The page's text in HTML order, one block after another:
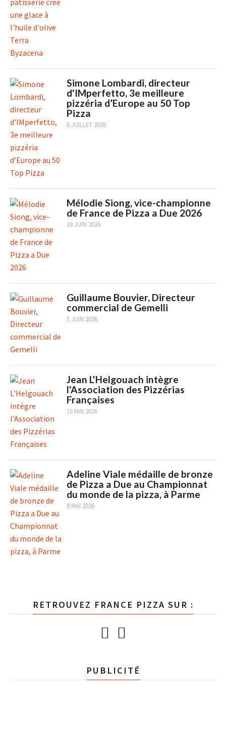
Simone Lombardi, directeur
d'IMperfetto, 3e meilleure
pizzéria d’Europe au 50 Top
Pizza
6 JUILLET 2026
Mélodie Siong, vice-championne
de France de Pizza a Due 2026
18 JUIN 2026
Guillaume Bouvier, Directeur
commercial de Gemelli
3 JUIN 2026
Jean L'Helgouach intègre
l'Association des Pizzérias
Françaises
19 MAI 2026
Adeline Viale médaille de bronze
de Pizza a Due au Championnat
du monde de la pizza, à Parme
8 MAI 2026
RETROUVEZ FRANCE PIZZA SUR :
PUBLICITÉ